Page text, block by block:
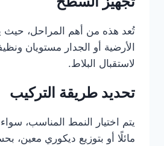
تُعد هذه من أهم المراحل، حيث
الأرضية أو الجدار مستويان
لاستقبال البلاط.
تحديد طريقة التركيب
يتم اختيار النمط المناسب،
مائلًا أو بتوزيع ديكوري